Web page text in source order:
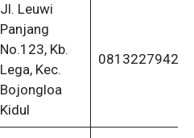
Jl. Leuwi
Panjang
No.123, Kb.
Lega, Kec.
Bojongloa
Kidul
081322794296